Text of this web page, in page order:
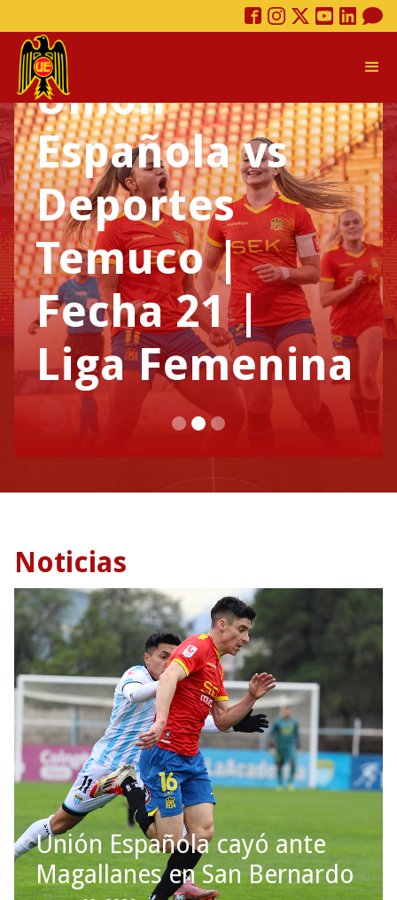
acreditación |
Unión
Española vs
Deportes
Temuco |
Fecha 21 |
Liga Femenina
Noticias
Unión Española cayó ante
Magallanes en San Bernardo